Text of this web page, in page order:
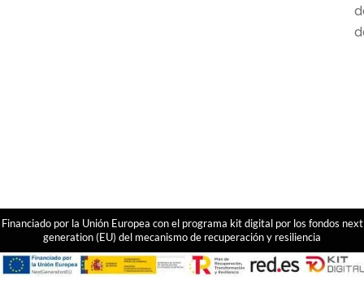
Financiado por la Unión Europea con el programa kit digital por los fondos next
generation (EU) del mecanismo de recuperación y resiliencia